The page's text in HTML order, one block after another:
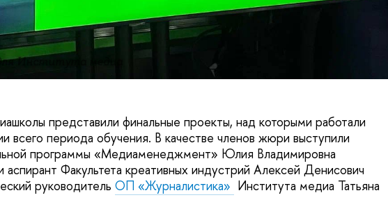
Института медиа
представили финальные проекты, над которыми работали
всего периода обучения. В качестве членов жюри выступили
программы «Медиаменеджмент» Юлия Владимировна
Факультета креативных индустрий Алексей Денисович
руководитель ОП «Журналистика» Института медиа Татьяна